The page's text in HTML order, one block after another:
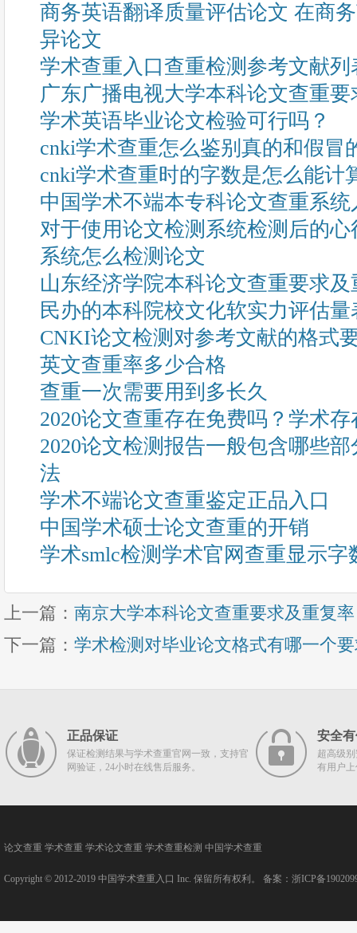
商务英语翻译质量评估论文 在商
异论文
学术查重入口查重检测参考文献列
广东广播电视大学本科论文查重
学术英语毕业论文检验可行吗？
cnki学术查重怎么鉴别真的和假冒
cnki学术查重时的字数是怎么能计
中国学术不端本专科论文查重系统
对于使用论文检测系统检测后的
系统怎么检测论文
山东经济学院本科论文查重要求及
民办的本科院校文化软实力评估
CNKI论文检测对参考文献的格式
英文查重率多少合格
查重一次需要用到多长久
2020论文查重存在免费吗？学术存
2020论文检测报告一般包含哪些
法
学术不端论文查重鉴定正品入口
中国学术硕士论文查重的开销
学术smlc检测学术官网查重显示字
上一篇： 南京大学本科论文查重要求及重复
下一篇： 学术检测对毕业论文格式有哪一个
正品保证
保证检测结果与学术查重官网一致，支持官
网验证，24小时在线售后服务。
安全
超高级
有用户
论文查重 学术查重 学术论文查重 学术查重检测 中国学术查重
Copyright © 2012-2019 中国学术查重入口 Inc. 保留所有权利。 备案： 浙ICP备